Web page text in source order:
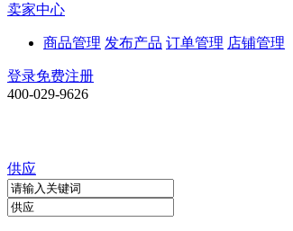
卖家中心
商品管理 发布产品 订单管理 店铺管理
登录免费注册
400-029-9626
供应